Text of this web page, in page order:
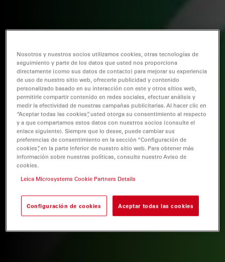
Nosotros y nuestros socios utilizamos cookies, otras tecnologías de
seguimiento y parte de los datos que usted nos proporciona
directamente (como sus datos de contacto) para mejorar su experiencia
de uso de nuestro sitio web, ofrecerle publicidad y contenido
personalizado basado en su interacción con este y otros sitios web,
permitirle compartir contenido en redes sociales, efectuar análisis y
medir la efectividad de nuestras campañas publicitarias. Al hacer clic en
“Aceptar todas las cookies”, usted otorga su consentimiento al respecto
y a que compartamos estos datos con nuestros socios (consulte el
enlace siguiente). Siempre que lo desee, puede cambiar sus
preferencias de consentimiento en la sección “Configuración de
cookies”, en la parte inferior de nuestro sitio web. Para obtener más
información sobre nuestras políticas, consulte nuestro Aviso de
cookies.
Leica Microsystems Cookie Partners Details
Configuración de cookies Aceptar todas las cookies